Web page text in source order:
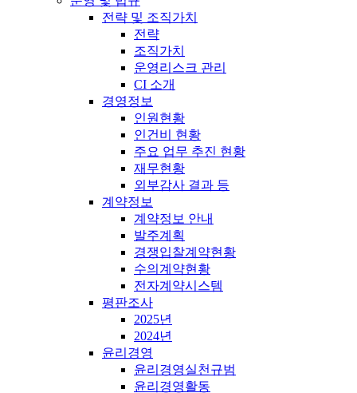
전략 및 조직가치
전략
조직가치
운영리스크 관리
CI 소개
경영정보
인원현황
인건비 현황
주요 업무 추진 현황
재무현황
외부감사 결과 등
계약정보
계약정보 안내
발주계획
경쟁입찰계약현황
수의계약현황
전자계약시스템
평판조사
2025년
2024년
윤리경영
윤리경영실천규범
윤리경영활동